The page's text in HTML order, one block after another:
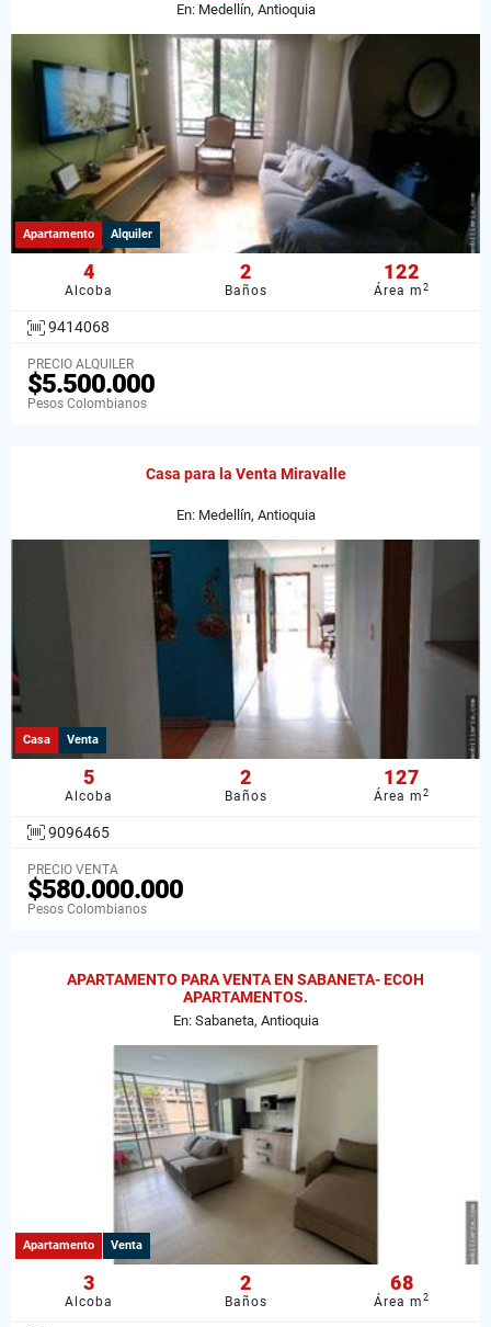
En: Medellín, Antioquia
Apartamento Alquiler
4
Alcoba
2
Baños
122
Área m2
9414068
PRECIO ALQUILER
$5.500.000
Pesos Colombianos
Casa para la Venta Miravalle
En: Medellín, Antioquia
Casa Venta
5
Alcoba
2
Baños
127
Área m2
9096465
PRECIO VENTA
$580.000.000
Pesos Colombianos
APARTAMENTO PARA VENTA EN SABANETA- ECOH
APARTAMENTOS.
En: Sabaneta, Antioquia
Apartamento Venta
3
Alcoba
2
Baños
68
Área m2